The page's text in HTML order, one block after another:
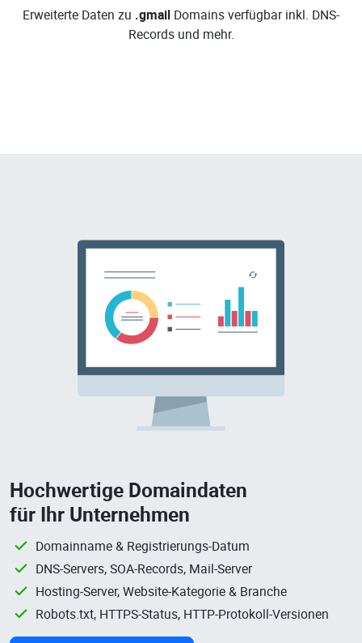
Erweiterte Daten zu .gmail Domains verfügbar inkl. DNS-
Records und mehr.
Hochwertige Domaindaten
für Ihr Unternehmen
Domainname & Registrierungs-Datum
DNS-Servers, SOA-Records, Mail-Server
Hosting-Server, Website-Kategorie & Branche
Robots.txt, HTTPS-Status, HTTP-Protokoll-Versionen